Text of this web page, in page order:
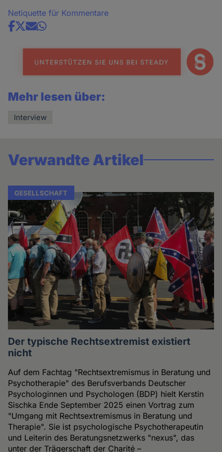
Netiquette für Kommentare
Share
news
Mehr lesen über:
Interview
Verwandte Artikel
GESELLSCHAFT
Der typische Rechtsextremist existiert
nicht
Auf dem Fachtag "Rechtsextremismus in Beratung und
Psychotherapie" des Berufsverbands Deutscher
Psychologinnen und Psychologen (BDP) hielt Kerstin
Sischka Ende September 2025 einen Vortrag zum
"Umgang mit Rechtsextremismus in Beratung und
Therapie". Sie ist psychologische Psychotherapeutin
und Leiterin des Beratungsnetzwerks "nexus", das
unter der Trägerschaft der Charité –